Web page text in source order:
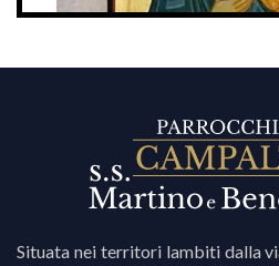
Situata nei territori lambiti dalla